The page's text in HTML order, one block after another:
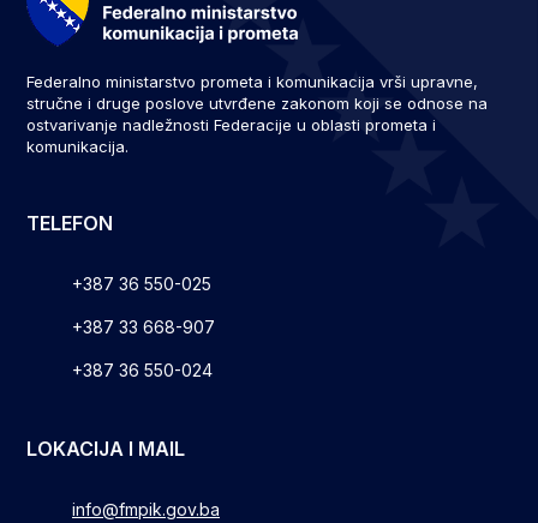
Federalno ministarstvo prometa i komunikacija vrši upravne,
stručne i druge poslove utvrđene zakonom koji se odnose na
ostvarivanje nadležnosti Federacije u oblasti prometa i
komunikacija.
TELEFON
+387 36 550-025
+387 33 668-907
+387 36 550-024
LOKACIJA I MAIL
info@fmpik.gov.ba